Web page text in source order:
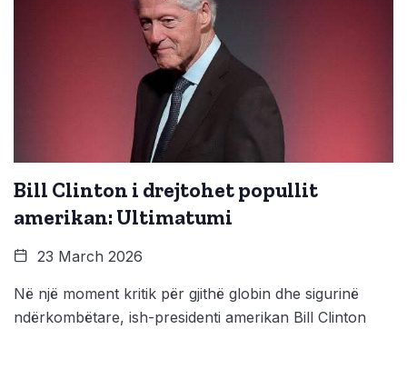
Bill Clinton i drejtohet popullit
amerikan: Ultimatumi
23 March 2026
Në një moment kritik për gjithë globin dhe sigurinë
ndërkombëtare, ish-presidenti amerikan Bill Clinton